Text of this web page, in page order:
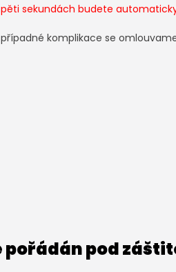
pěti sekundách budete
případné komplikace se
pořádán pod